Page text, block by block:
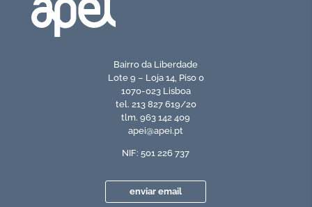
Bairro da Liberdade
Lote 9 – Loja 14, Piso 0
1070-023 Lisboa
tel. 213 827 619/20
tlm. 963 142 409
apei@apei.pt
NIF: 501 226 737
enviar email